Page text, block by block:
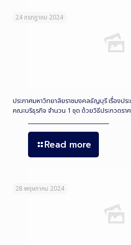
24 กรกฎาคม 2024
ประกาศมหาวิทยาลัยราชมงคลธัญบุรี เรื่องป
คณะบริธุรกิจ จำนวน 1 ชุด ด้วยวิธีประกวดร
Read more
28 พฤษภาคม 2024